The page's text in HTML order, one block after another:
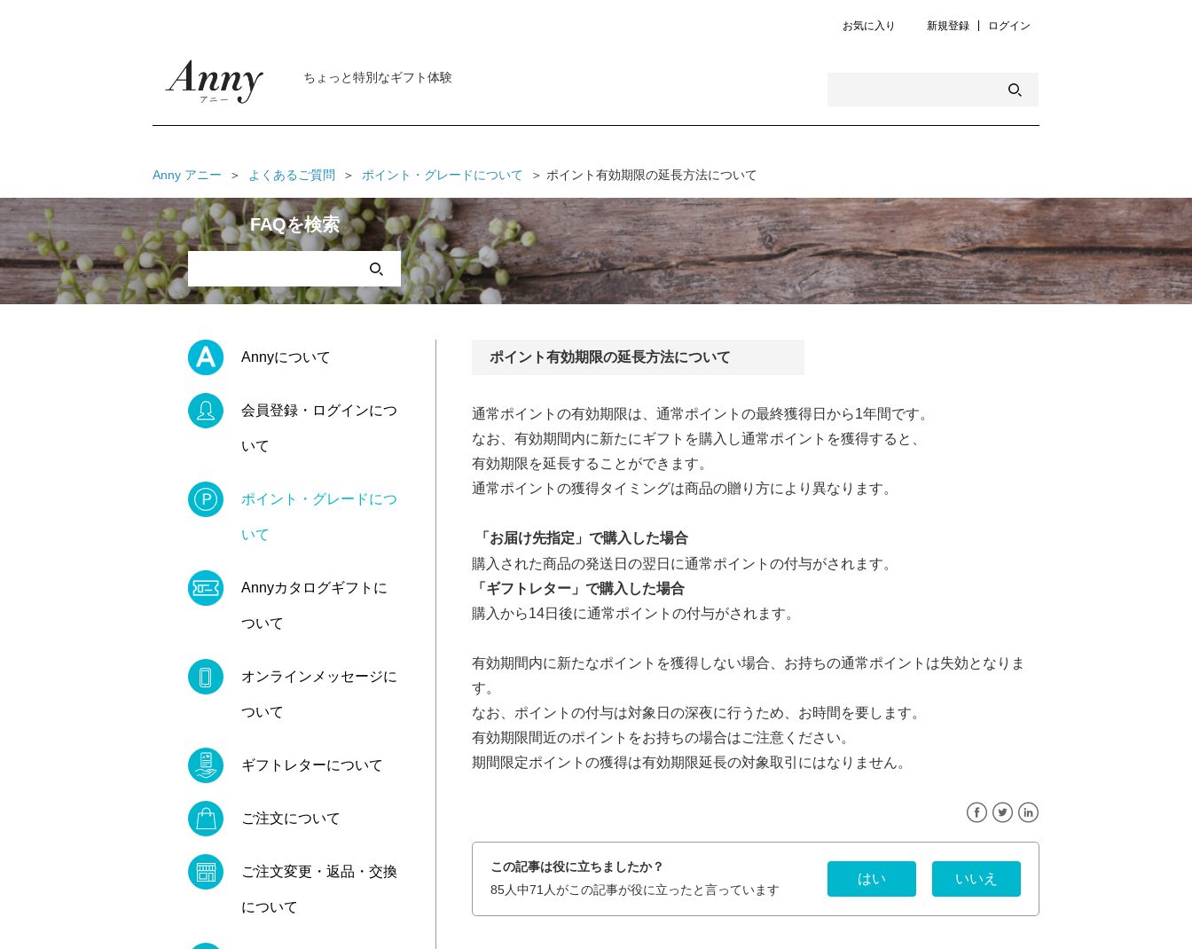
お気に入り 新規登録 ログイン
ちょっと特別なギフト体験
Anny アニー よくあるご質問 ポイント・グレードについて ポイント有効期限の延長方法について
FAQを検索
Annyについて
会員登録・ログインにつ
いて
ポイント・グレードにつ
いて
Annyカタログギフトに
ついて
オンラインメッセージに
ついて
ギフトレターについて
ご注文について
ご注文変更・返品・交換
について
ポイント有効期限の延長方法について
通常ポイントの有効期限は、通常ポイントの最終獲得日から1年間です。
なお、有効期間内に新たにギフトを購入し通常ポイントを獲得すると、
有効期限を延長することができます。
通常ポイントの獲得タイミングは商品の贈り方により異なります。
「お届け先指定」で購入した場合
購入された商品の発送日の翌日に通常ポイントの付与がされます。
「ギフトレター」で購入した場合
購入から14日後に通常ポイントの付与がされます。
有効期間内に新たなポイントを獲得しない場合、お持ちの通常ポイントは失効となりま
す。
なお、ポイントの付与は対象日の深夜に行うため、お時間を要します。
有効期限間近のポイントをお持ちの場合はご注意ください。
期間限定ポイントの獲得は有効期限延長の対象取引にはなりません。
この記事は役に立ちましたか？
85人中71人がこの記事が役に立ったと言っています